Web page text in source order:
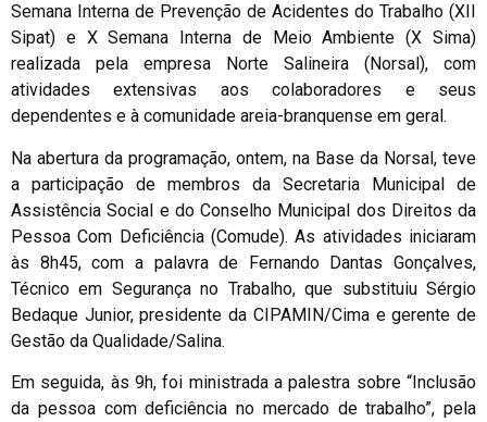
Semana Interna de Prevenção de Acidentes do Trabalho (XII
Sipat) e X Semana Interna de Meio Ambiente (X Sima)
realizada pela empresa Norte Salineira (Norsal), com
atividades extensivas aos colaboradores e seus
dependentes e à comunidade areia-branquense em geral.
Na abertura da programação, ontem, na Base da Norsal, teve
a participação de membros da Secretaria Municipal de
Assistência Social e do Conselho Municipal dos Direitos da
Pessoa Com Deficiência (Comude). As atividades iniciaram
às 8h45, com a palavra de Fernando Dantas Gonçalves,
Técnico em Segurança no Trabalho, que substituiu Sérgio
Bedaque Junior, presidente da CIPAMIN/Cima e gerente de
Gestão da Qualidade/Salina.
Em seguida, às 9h, foi ministrada a palestra sobre “Inclusão
da pessoa com deficiência no mercado de trabalho”, pela